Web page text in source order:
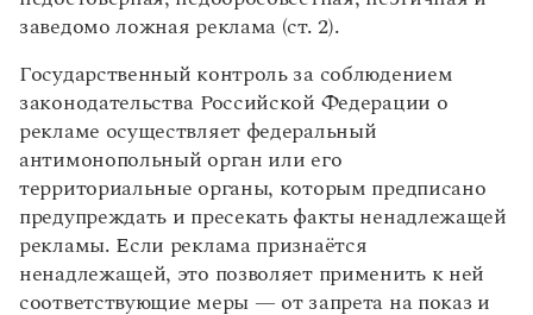
заведомо ложная реклама (ст. 2).
Государственный контроль за соблюдением
законодательства Российской Федерации о
рекламе осуществляет федеральный
антимонопольный орган или его
территориальные органы, которым предписано
предупреждать и пресекать факты ненадлежащей
рекламы. Если реклама признаётся
ненадлежащей, это позволяет применить к ней
соответствующие меры — от запрета на показ и